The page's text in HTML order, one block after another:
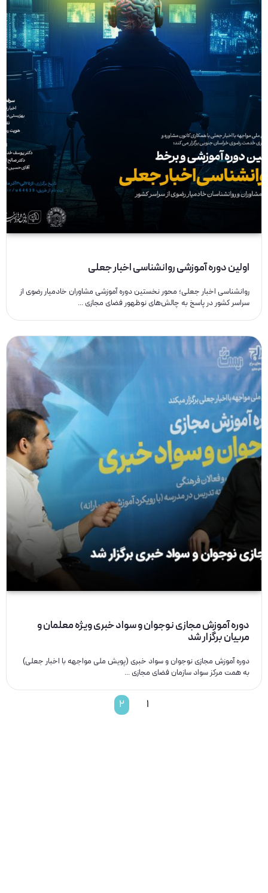
اولین دوره آموزشی روانشناسی اخبار جعلی
روانشناسی اخبار جعلی؛ محور نخستین دوره آموزشی مشاوران خادمیار رضوی از
سراسر کشور در پاسخ به چالش‌های نوظهور فضای مجازی ...
دوره آموزش مجازی نوجوان و سواد خبری ویژه معلمان و
مربیان برگزار شد
دوره آموزش مجازی نوجوان و سواد خبری (پویش ملی مواجهه با اخبار جعلی)
به همت مرکز سواد سازمان فضای مجازی ...
1
2